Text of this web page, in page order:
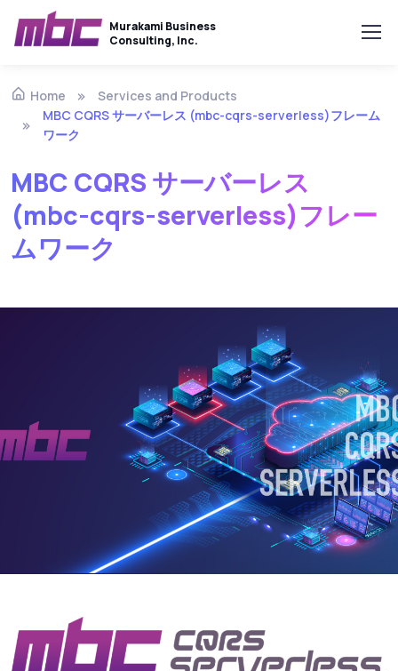
Murakami Business
Consulting, Inc.
Home
Services and Products
MBC CQRS サーバーレス (mbc-cqrs-serverless)フレーム
ワーク
MBC CQRS サーバーレス
(mbc-cqrs-serverless)フレー
ムワーク